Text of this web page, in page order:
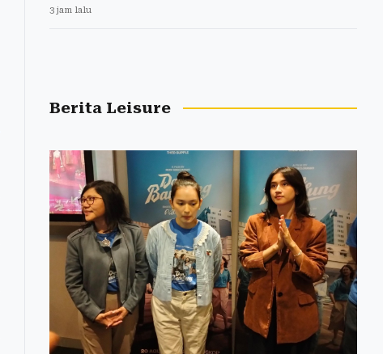
3 jam lalu
Berita Leisure